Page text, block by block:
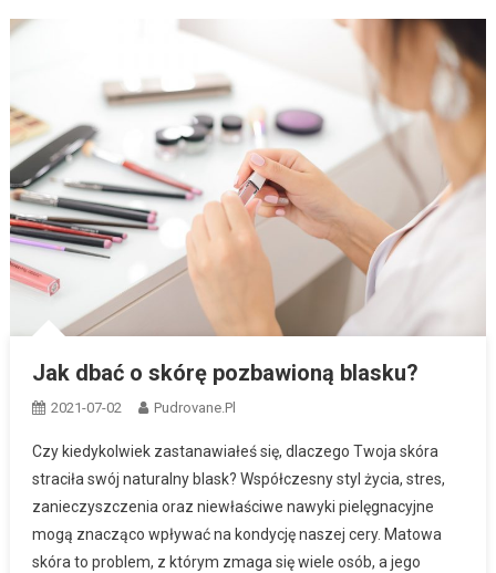
Jak dbać o skórę pozbawioną blasku?
2021-07-02 Pudrovane.pl
Czy kiedykolwiek zastanawiałeś się, dlaczego Twoja skóra
straciła swój naturalny blask? Współczesny styl życia, stres,
zanieczyszczenia oraz niewłaściwe nawyki pielęgnacyjne
mogą znacząco wpływać na kondycję naszej cery. Matowa
skóra to problem, z którym zmaga się wiele osób, a jego